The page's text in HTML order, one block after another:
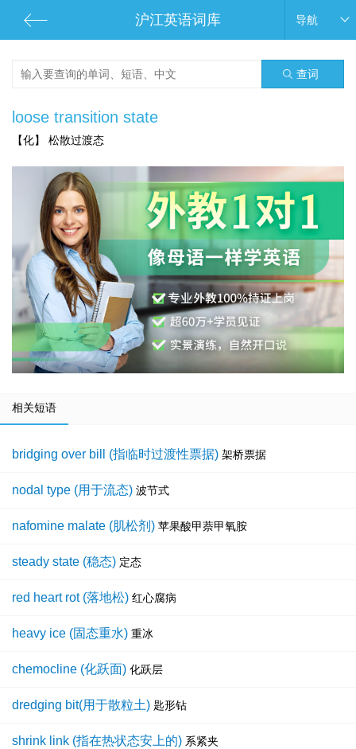
沪江英语词库 导航
查词
loose transition state
【化】 松散过渡态
相关短语
bridging over bill (指临时过渡性票据) 架桥票据
nodal type (用于流态) 波节式
nafomine malate (肌松剂) 苹果酸甲萘甲氧胺
steady state (稳态) 定态
red heart rot (落地松) 红心腐病
heavy ice (固态重水) 重冰
chemocline (化跃面) 化跃层
dredging bit(用于散粒土) 匙形钻
shrink link (指在热状态安上的) 系紧夹